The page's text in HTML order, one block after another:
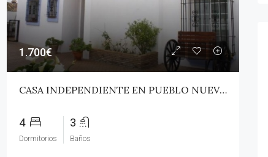
1.700€
CASA INDEPENDIENTE EN PUEBLO NUEVO DE GUADIARO!
4
Dormitorios
3
Baños